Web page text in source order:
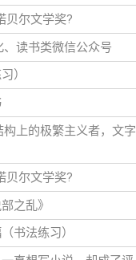
贝尔文学奖?
读书类微信公众号
）
构上的极繁主义者，文字
贝尔文学奖?
之乱》
书法练习）